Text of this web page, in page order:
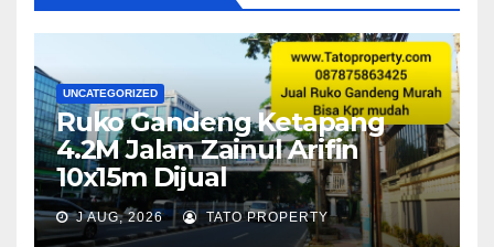
UNCATEGORIZED
Ruko Gandeng Ketapang
4.2M Jalan Zainul Arifin
10x15m Dijual
J AUG, 2026 TATO PROPERTY